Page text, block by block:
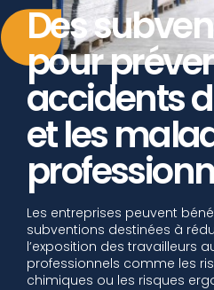
Des
pour
accidents
et les
Les entreprises peuvent
subventions destinées à
l’exposition des travailleurs
professionnels comme les
chimiques ou les risques